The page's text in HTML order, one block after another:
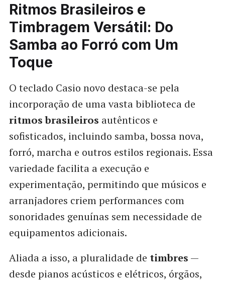
Ritmos Brasileiros e
Timbragem Versátil: Do
Samba ao Forró com Um
Toque
O teclado Casio novo destaca-se pela
incorporação de uma vasta biblioteca de
ritmos brasileiros autênticos e
sofisticados, incluindo samba, bossa nova,
forró, marcha e outros estilos regionais. Essa
variedade facilita a execução e
experimentação, permitindo que músicos e
arranjadores criem performances com
sonoridades genuínas sem necessidade de
equipamentos adicionais.
Aliada a isso, a pluralidade de timbres —
desde pianos acústicos e elétricos, órgãos,